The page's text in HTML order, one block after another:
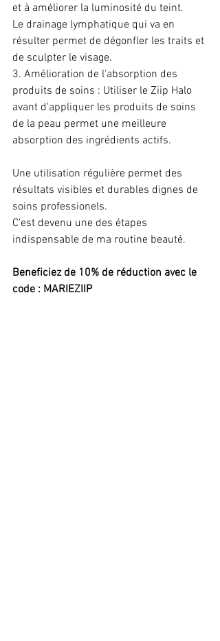
et à améliorer la luminosité du teint.
Le drainage lymphatique qui va en
résulter permet de dégonfler les traits et
de sculpter le visage.
3. Amélioration de l'absorption des
produits de soins : Utiliser le Ziip Halo
avant d'appliquer les produits de soins
de la peau permet une meilleure
absorption des ingrédients actifs.
Une utilisation régulière permet des
résultats visibles et durables dignes de
soins professionels.
C'est devenu une des étapes
indispensable de ma routine beauté.
Beneficiez de 10% de réduction avec le
code : MARIEZIIP